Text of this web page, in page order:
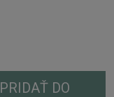
PRIDAŤ DO